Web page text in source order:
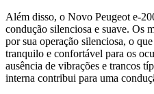
Além disso, o Novo Peugeot e-
condução silenciosa e suave. Os
por sua operação silenciosa, o
tranquilo e confortável para os
ausência de vibrações e trancos
interna contribui para uma